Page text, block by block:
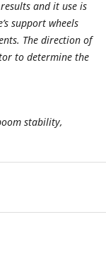
and it use is
support wheels
The direction of
to determine the
stability,